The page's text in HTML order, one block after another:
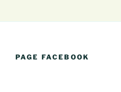
PAGE FACEBOOK